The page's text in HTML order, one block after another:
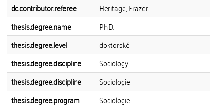
dc.contributor.referee
Heritage, Frazer
thesis.degree.name
Ph.D.
thesis.degree.level
doktorské
thesis.degree.discipline
Sociology
thesis.degree.discipline
Sociologie
thesis.degree.program
Sociologie